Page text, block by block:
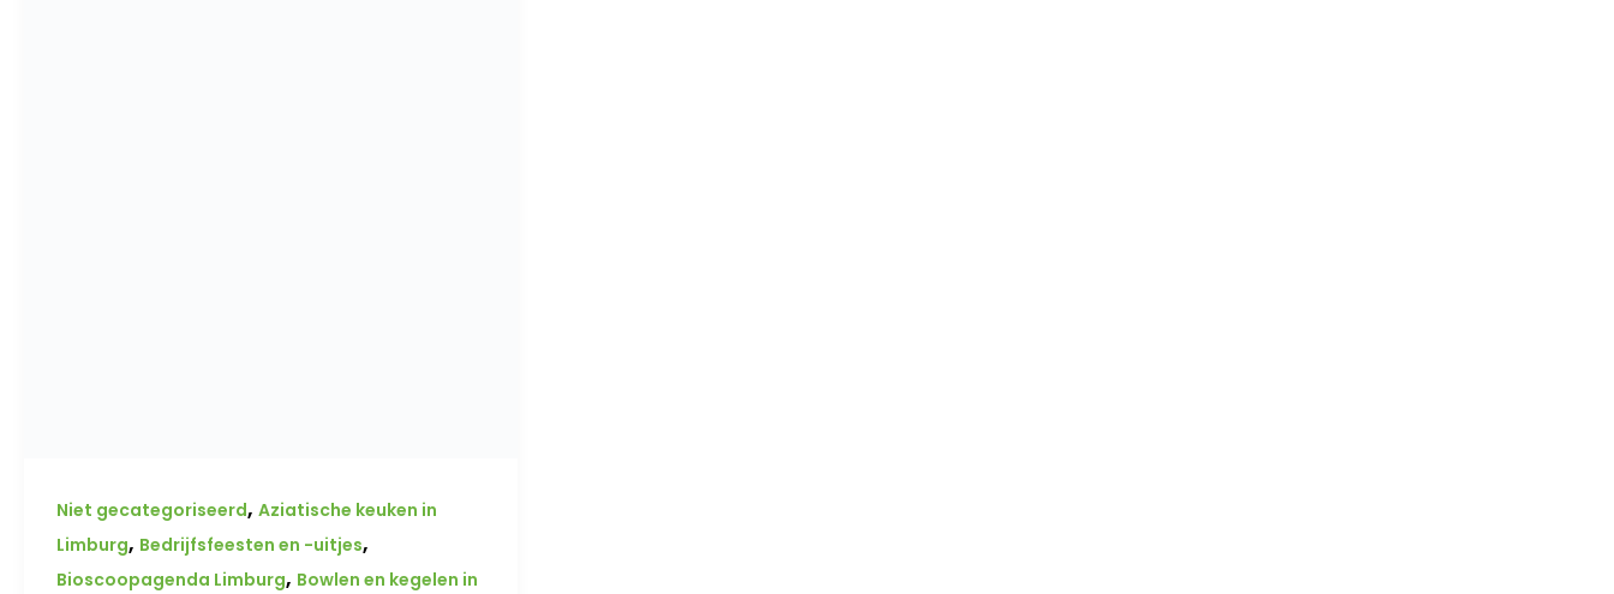
Niet gecategoriseerd, Aziatische keuken in
Limburg, Bedrijfsfeesten en -uitjes,
Bioscoopagenda Limburg, Bowlen en kegelen in